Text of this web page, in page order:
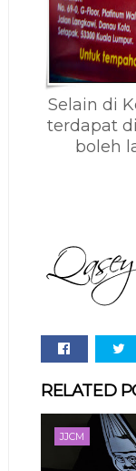
Selain di
terdapat
boleh
RELATED
JJCM